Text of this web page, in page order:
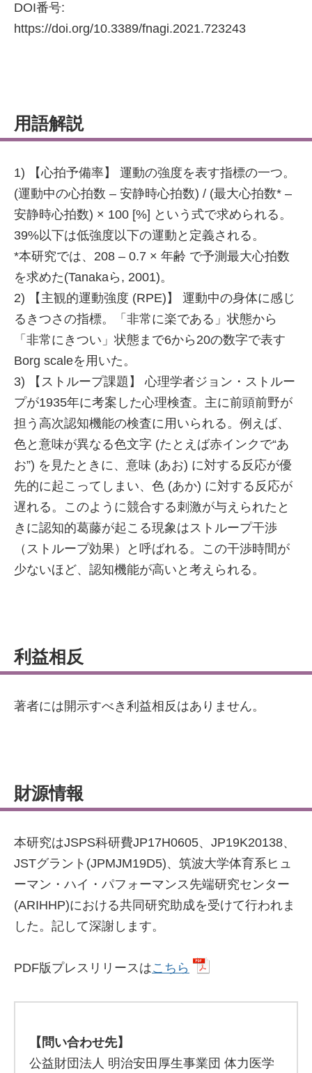
DOI番号:
https://doi.org/10.3389/fnagi.2021.723243
用語解説
1) 【心拍予備率】 運動の強度を表す指標の一つ。
(運動中の心拍数 – 安静時心拍数) / (最大心拍数* –
安静時心拍数) × 100 [%] という式で求められる。
39%以下は低強度以下の運動と定義される。
*本研究では、208 – 0.7 × 年齢 で予測最大心拍数
を求めた(Tanakaら, 2001)。
2) 【主観的運動強度 (RPE)】 運動中の身体に感じ
るきつさの指標。「非常に楽である」状態から
「非常にきつい」状態まで6から20の数字で表す
Borg scaleを用いた。
3) 【ストループ課題】 心理学者ジョン・ストルー
プが1935年に考案した心理検査。主に前頭前野が
担う高次認知機能の検査に用いられる。例えば、
色と意味が異なる色文字 (たとえば赤インクで“あ
お”) を見たときに、意味 (あお) に対する反応が優
先的に起こってしまい、色 (あか) に対する反応が
遅れる。このように競合する刺激が与えられたと
きに認知的葛藤が起こる現象はストループ干渉
（ストループ効果）と呼ばれる。この干渉時間が
少ないほど、認知機能が高いと考えられる。
利益相反
著者には開示すべき利益相反はありません。
財源情報
本研究はJSPS科研費JP17H0605、JP19K20138、
JSTグラント(JPMJM19D5)、筑波大学体育系ヒュ
ーマン・ハイ・パフォーマンス先端研究センター
(ARIHHP)における共同研究助成を受けて行われま
した。記して深謝します。
PDF版プレスリリースはこちら
【問い合わせ先】
公益財団法人 明治安田厚生事業団 体力医学